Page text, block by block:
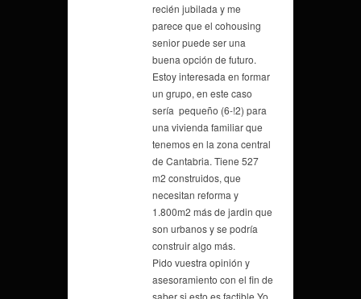
recién jubilada y me
parece que el cohousing
senior puede ser una
buena opción de futuro.
Estoy interesada en formar
un grupo, en este caso
sería pequeño (6-!2) para
una vivienda familiar que
tenemos en la zona central
de Cantabria. Tiene 527
m2 construidos, que
necesitan reforma y
1.800m2 más de jardin que
son urbanos y se podría
construir algo más.
Pido vuestra opinión y
asesoramiento con el fin de
saber si esto es factible.Yo